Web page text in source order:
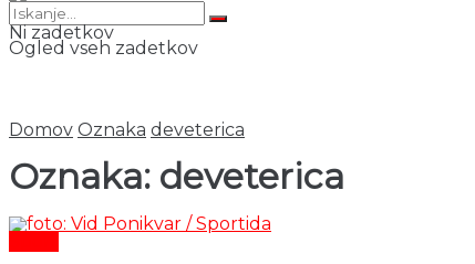
Ni zadetkov
Ogled vseh zadetkov
Domov Oznaka deveterica
Oznaka: deveterica